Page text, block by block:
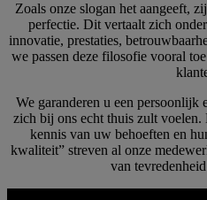
Zoals onze slogan het aangeeft,
perfectie. Dit vertaalt zich
innovatie, prestaties,
we passen deze filosofie vooral
We garanderen u een persoonlijk
zich bij ons echt thuis zult
kennis van uw behoeften en
kwaliteit” streven al onze
van